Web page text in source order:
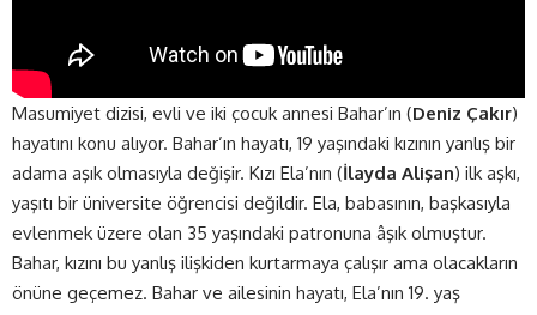
Masumiyet dizisi, evli ve iki çocuk annesi Bahar’ın (Deniz Çakır)
hayatını konu alıyor. Bahar’ın hayatı, 19 yaşındaki kızının yanlış bir
adama aşık olmasıyla değişir. Kızı Ela’nın (İlayda Alişan) ilk aşkı,
yaşıtı bir üniversite öğrencisi değildir. Ela, babasının, başkasıyla
evlenmek üzere olan 35 yaşındaki patronuna âşık olmuştur.
Bahar, kızını bu yanlış ilişkiden kurtarmaya çalışır ama olacakların
önüne geçemez. Bahar ve ailesinin hayatı, Ela’nın 19. yaş